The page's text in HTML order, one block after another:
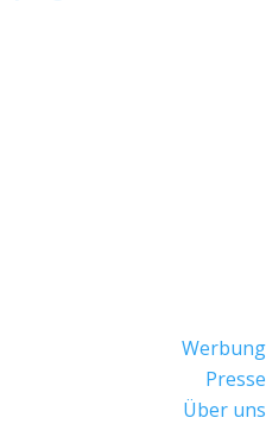
Werbung
Presse
Über uns